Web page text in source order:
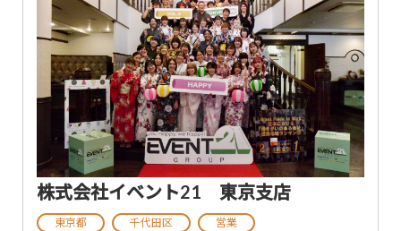
株式会社イベント21 東京支店
東京都 千代田区
営業